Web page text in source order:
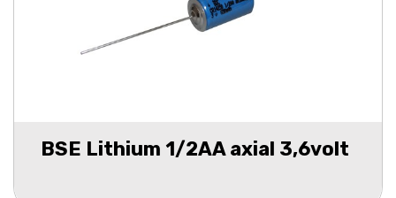
BSE Lithium 1/2AA axial 3,6volt